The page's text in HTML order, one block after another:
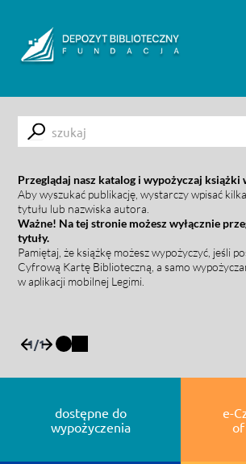
Submit
Przeglądaj nasz katalog i wypożyczaj
Aby wyszukać publikację, wystarczy wpisać
tytułu lub nazwiska autora.
Ważne! Na tej stronie możesz wyłącznie
tytuły.
Pamiętaj, że książkę możesz wypożyczyć, jeśli
Cyfrową Kartę Biblioteczną, a samo
w aplikacji mobilnej Legimi.
1/1
dostępne do
wypożyczenia
e-
of